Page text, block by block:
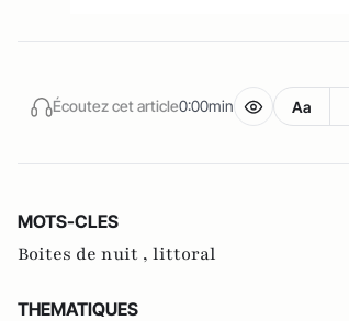
Écoutez cet article0:00min Aa
MOTS-CLES
Boites de nuit , littoral
THEMATIQUES